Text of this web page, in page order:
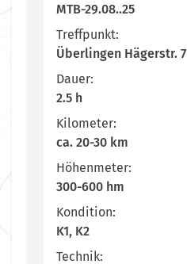
MTB-29.08..25
Treffpunkt:
Überlingen Hägerstr. 7
Dauer:
2.5 h
Kilometer:
ca. 20-30 km
Höhenmeter:
300-600 hm
Kondition:
K1, K2
Technik: